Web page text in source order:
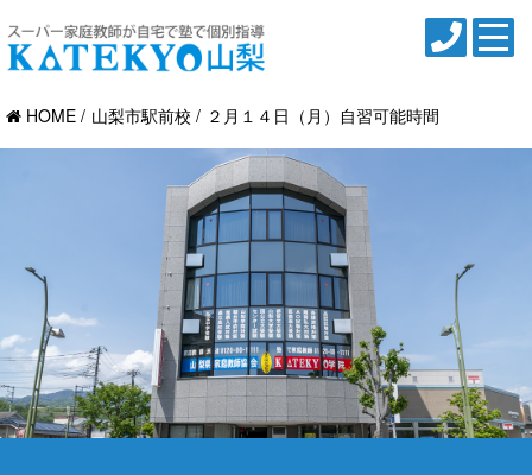
HOME 山梨市駅前校 ２月１４日（月）自習可能時間